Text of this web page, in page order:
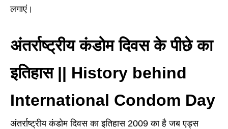
लगाएं।
अंतर्राष्ट्रीय कंडोम दिवस के पीछे का
इतिहास || History behind
International Condom Day
अंतर्राष्ट्रीय कंडोम दिवस का इतिहास 2009 का है जब एड्स